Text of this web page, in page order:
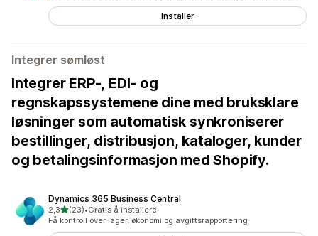
Installer
Integrer sømløst
Integrer ERP-, EDI- og
regnskapssystemene dine med bruksklare
løsninger som automatisk synkroniserer
bestillinger, distribusjon, kataloger, kunder
og betalingsinformasjon med Shopify.
Dynamics 365 Business Central
2,3av 5 stjerner
(23)
Totalt 23 omtaler
•Gratis å installere
Få kontroll over lager, økonomi og avgiftsrapportering